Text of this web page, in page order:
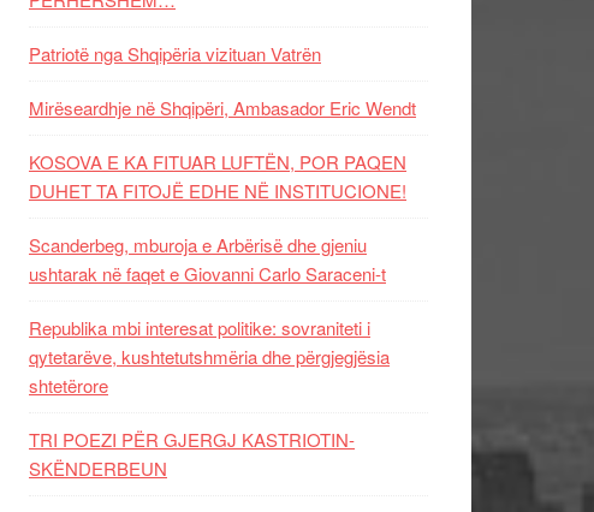
Patriotë nga Shqipëria vizituan Vatrën
Mirëseardhje në Shqipëri, Ambasador Eric Wendt
KOSOVA E KA FITUAR LUFTËN, POR PAQEN
DUHET TA FITOJË EDHE NË INSTITUCIONE!
Scanderbeg, mburoja e Arbërisë dhe gjeniu
ushtarak në faqet e Giovanni Carlo Saraceni-t
Republika mbi interesat politike: sovraniteti i
qytetarëve, kushtetutshmëria dhe përgjegjësia
shtetërore
TRI POEZI PËR GJERGJ KASTRIOTIN-
SKËNDERBEUN